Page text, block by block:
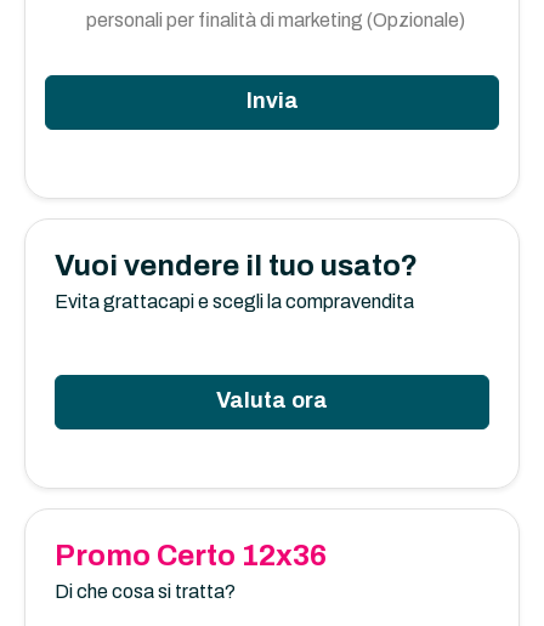
Vuoi vendere il tuo usato?
Evita grattacapi e scegli la compravendita
Valuta ora
Promo Certo 12x36
Di che cosa si tratta?
personali per finalità di marketing (Opzionale)
Invia